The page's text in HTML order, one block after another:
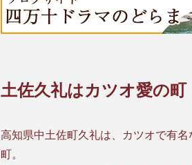
土佐久礼はカツオ愛の町
高知県中土佐町久礼は、カツオで有
町。